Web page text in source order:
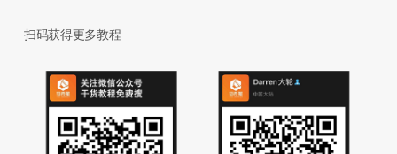
扫码获得更多教程